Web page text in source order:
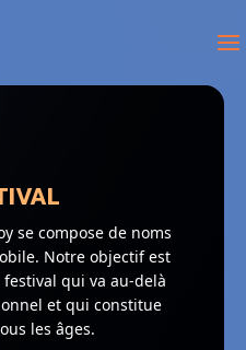
se compose de noms
Notre objectif est
qui va au-delà
et qui constitue
les âges.